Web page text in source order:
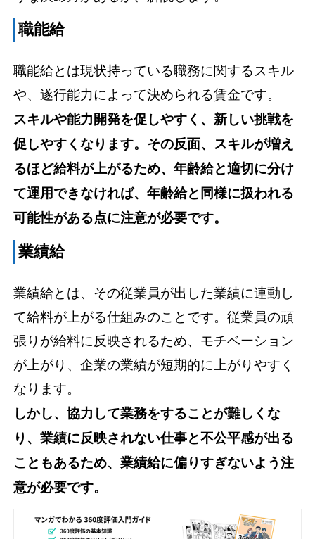
職能給
職能給とは現状持っている職務に関するスキル
や、遂行能力によって決められる賃金です。
スキルや能力開発を促しやすく、新しい挑戦を
促しやすくなります。その反面、スキルが増え
るほど給料が上がるため、年齢給と適切に分け
て運用できなければ、年齢給と同様に扱われる
可能性がある点に注意が必要です。
業績給
業績給とは、その従業員が出した業績に連動し
て給料が上がる仕組みのことです。従業員の頑
張りが給料に反映されるため、モチベーション
が上がり、企業の業績が短期的に上がりやすく
なります。
しかし、協力して業務をすることが難しくな
り、業績に反映されない仕事と不公平感が出る
こともあるため、業績給に偏りすぎないよう注
意が必要です。